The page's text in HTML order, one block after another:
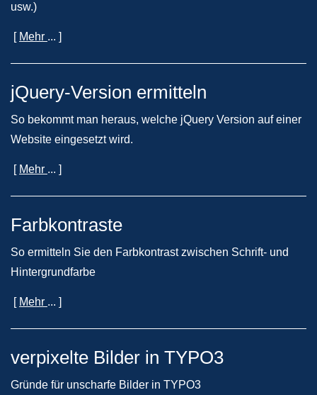
usw.)
[ Mehr ... ]
jQuery-Version ermitteln
So bekommt man heraus, welche jQuery Version auf einer
Website eingesetzt wird.
[ Mehr ... ]
Farbkontraste
So ermitteln Sie den Farbkontrast zwischen Schrift- und
Hintergrundfarbe
[ Mehr ... ]
verpixelte Bilder in TYPO3
Gründe für unscharfe Bilder in TYPO3